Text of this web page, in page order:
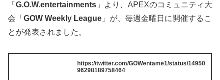
「 G.O.W.entertainments 」より、APEXのコミュニティ大
会「 GOW Weekly League 」が、毎週金曜日に開催するこ
とが発表されました。
https://twitter.com/GOWentame1/status/14950
96298189758464